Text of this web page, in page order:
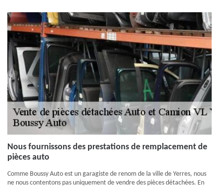
Nous fournissons des prestations de remplacement de
pièces auto
Comme Boussy Auto est un garagiste de renom de la ville de Yerres, nous
ne nous contentons pas uniquement de vendre des pièces détachées. En